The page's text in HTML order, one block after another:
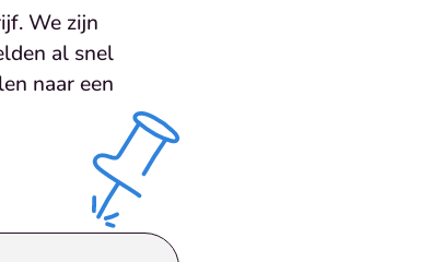
We zijn
al snel
naar een